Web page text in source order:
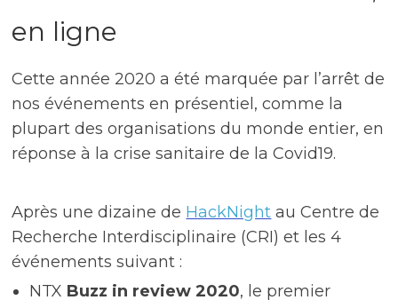
en ligne
Cette année 2020 a été marquée par l’arrêt de
nos événements en présentiel, comme la
plupart des organisations du monde entier, en
réponse à la crise sanitaire de la Covid19.
Après une dizaine de HackNight au Centre de
Recherche Interdisciplinaire (CRI) et les 4
événements suivant :
NTX Buzz in review 2020, le premier